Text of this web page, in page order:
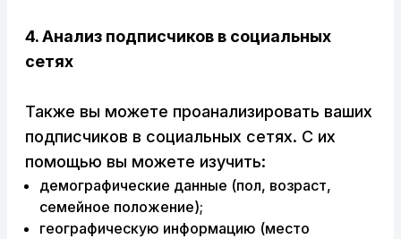
4. Анализ подписчиков в социальных
сетях
Также вы можете проанализировать ваших
подписчиков в социальных сетях. С их
помощью вы можете изучить:
демографические данные (пол, возраст,
семейное положение);
географическую информацию (место